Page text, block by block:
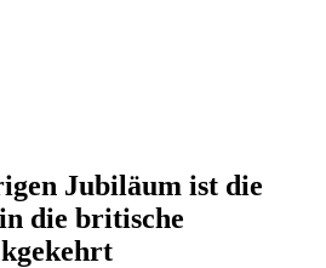
Jubiläum ist die
die britische